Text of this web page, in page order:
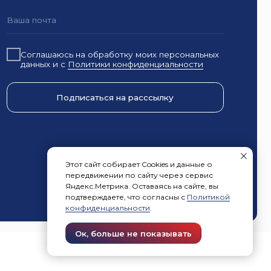
Этот сайт собирает Cookies и данные о
передвижении по сайту через сервис
Яндекс.Метрика. Оставаясь на сайте, вы
подтверждаете, что согласны с Политикой
конфиденциальности.
Ок, больше не показывать